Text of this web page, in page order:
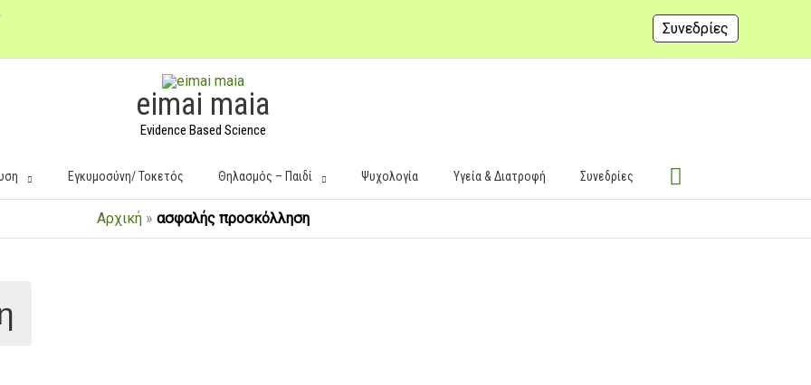
Συνεδρίες
eimai maia
Evidence Based Science
Εγκυμοσύνη/ Τοκετός Θηλασμός – Παιδί Ψυχολογία Υγεία & Διατροφή Συνεδρίες
Αρχική» ασφαλής προσκόλληση